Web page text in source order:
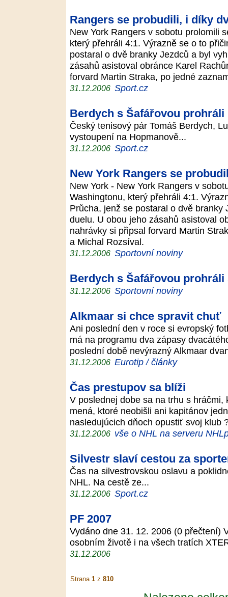
Rangers se probudili, i díky
New York Rangers v sobotu prolomili
který přehráli 4:1. Výrazně se o to
postaral o dvě branky Jezdců a byl
zásahů asistoval obránce Karel
forvard Martin Straka, po jedné
31.12.2006 Sport.cz
Berdych s Šafářovou
Český tenisový pár Tomáš Berdych,
vystoupení na Hopmanově...
31.12.2006 Sport.cz
New York Rangers se
New York - New York Rangers v
Washingtonu, který přehráli 4:1.
Průcha, jenž se postaral o dvě
duelu. U obou jeho zásahů asistoval
nahrávky si připsal forvard Martin
a Michal Rozsíval.
31.12.2006 Sportovní noviny
Berdych s Šafářovou prohráli
31.12.2006 Sportovní noviny
Alkmaar si chce spravit chuť
Ani poslední den v roce si evropský
má na programu dva zápasy
poslední době nevýrazný Alkmaar
31.12.2006 Eurotip / články
Čas prestupov sa blíži
V poslednej dobe sa na trhu s
mená, ktoré neobišli ani kapitánov
nasledujúcich dňoch opustiť svoj klub
31.12.2006 vše o NHL na serveru
Silvestr slaví cestou za
Čas na silvestrovskou oslavu a
NHL. Na cestě ze...
31.12.2006 Sport.cz
PF 2007
Vydáno dne 31. 12. 2006 (0 přečtení)
osobním životě i na všech tratích
31.12.2006
Strana 1 z 810